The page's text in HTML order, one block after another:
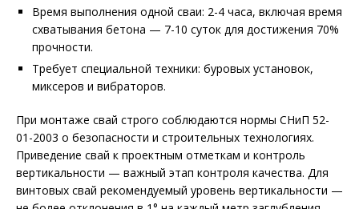
Время выполнения одной сваи: 2-4 часа, включая время
схватывания бетона — 7-10 суток для достижения 70%
прочности.
Требует специальной техники: буровых установок,
миксеров и вибраторов.
При монтаже свай строго соблюдаются нормы СНиП 52-
01-2003 о безопасности и строительных технологиях.
Приведение свай к проектным отметкам и контроль
вертикальности — важный этап контроля качества. Для
винтовых свай рекомендуемый уровень вертикальности —